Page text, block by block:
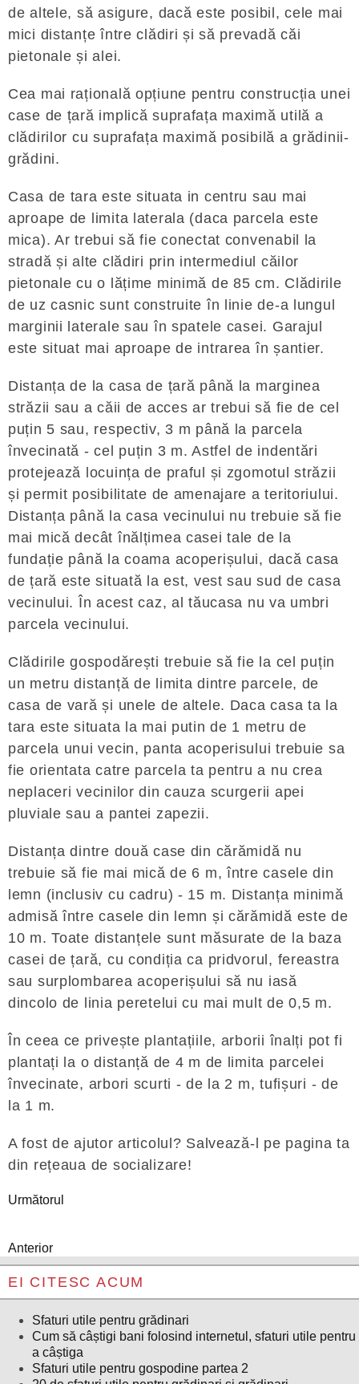
de altele, să asigure, dacă este posibil, cele mai
mici distanțe între clădiri și să prevadă căi
pietonale și alei.
Cea mai rațională opțiune pentru construcția unei
case de țară implică suprafața maximă utilă a
clădirilor cu suprafața maximă posibilă a grădinii-
grădini.
Casa de tara este situata in centru sau mai
aproape de limita laterala (daca parcela este
mica). Ar trebui să fie conectat convenabil la
stradă și alte clădiri prin intermediul căilor
pietonale cu o lățime minimă de 85 cm. Clădirile
de uz casnic sunt construite în linie de-a lungul
marginii laterale sau în spatele casei. Garajul
este situat mai aproape de intrarea în șantier.
Distanța de la casa de țară până la marginea
străzii sau a căii de acces ar trebui să fie de cel
puțin 5 sau, respectiv, 3 m până la parcela
învecinată - cel puțin 3 m. Astfel de indentări
protejează locuința de praful și zgomotul străzii
și permit posibilitate de amenajare a teritoriului.
Distanța până la casa vecinului nu trebuie să fie
mai mică decât înălțimea casei tale de la
fundație până la coama acoperișului, dacă casa
de țară este situată la est, vest sau sud de casa
vecinului. În acest caz, al tăucasa nu va umbri
parcela vecinului.
Clădirile gospodărești trebuie să fie la cel puțin
un metru distanță de limita dintre parcele, de
casa de vară și unele de altele. Daca casa ta la
tara este situata la mai putin de 1 metru de
parcela unui vecin, panta acoperisului trebuie sa
fie orientata catre parcela ta pentru a nu crea
neplaceri vecinilor din cauza scurgerii apei
pluviale sau a pantei zapezii.
Distanța dintre două case din cărămidă nu
trebuie să fie mai mică de 6 m, între casele din
lemn (inclusiv cu cadru) - 15 m. Distanța minimă
admisă între casele din lemn și cărămidă este de
10 m. Toate distanțele sunt măsurate de la baza
casei de țară, cu condiția ca pridvorul, fereastra
sau surplombarea acoperișului să nu iasă
dincolo de linia peretelui cu mai mult de 0,5 m.
În ceea ce privește plantațiile, arborii înalți pot fi
plantați la o distanță de 4 m de limita parcelei
învecinate, arbori scurti - de la 2 m, tufișuri - de
la 1 m.
A fost de ajutor articolul? Salvează-l pe pagina ta
din rețeaua de socializare!
Următorul
Anterior
EI CITESC ACUM
Sfaturi utile pentru grădinari
Cum să câștigi bani folosind internetul, sfaturi utile pentru
a câștiga
Sfaturi utile pentru gospodine partea 2